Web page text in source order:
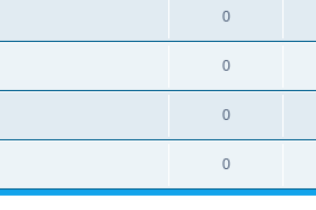
0
0
0
0